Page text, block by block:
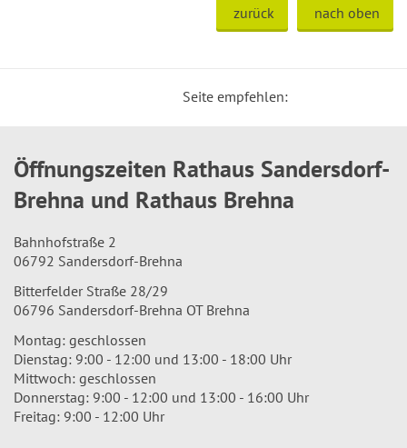
zurück nach oben
Seite empfehlen:
Öffnungszeiten Rathaus Sandersdorf-
Brehna und Rathaus Brehna
Bahnhofstraße 2
06792 Sandersdorf-Brehna
Bitterfelder Straße 28/29
06796 Sandersdorf-Brehna OT Brehna
Montag: geschlossen
Dienstag: 9:00 - 12:00 und 13:00 - 18:00 Uhr
Mittwoch: geschlossen
Donnerstag: 9:00 - 12:00 und 13:00 - 16:00 Uhr
Freitag: 9:00 - 12:00 Uhr